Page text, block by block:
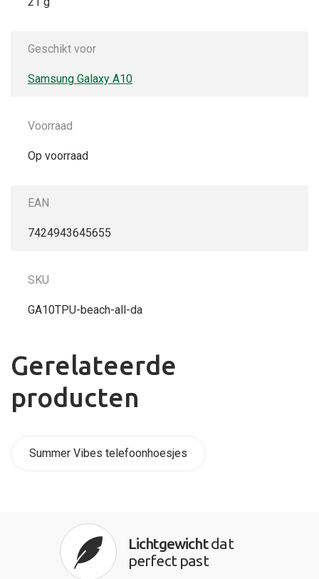
Geschikt voor
Samsung Galaxy A10
Voorraad
Op voorraad
EAN
7424943645655
SKU
GA10TPU-beach-all-da
Gerelateerde
producten
Summer Vibes telefoonhoesjes
Lichtgewichtdat
perfect past